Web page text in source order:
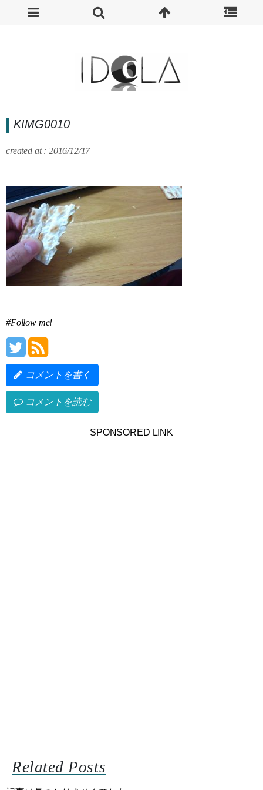
KIMG0010
created at : 2016/12/17
#Follow me!
コメントを書く
コメントを読む
SPONSORED LINK
Related Posts